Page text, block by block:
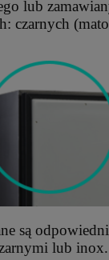
lub
czarnych
są
lub inox.